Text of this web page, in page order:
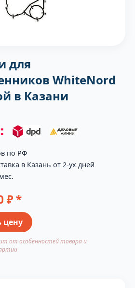
для
WhiteNord
в Казани
по РФ
в Казань от 2-ух дней
₽ *
цену
от особенностей товара и